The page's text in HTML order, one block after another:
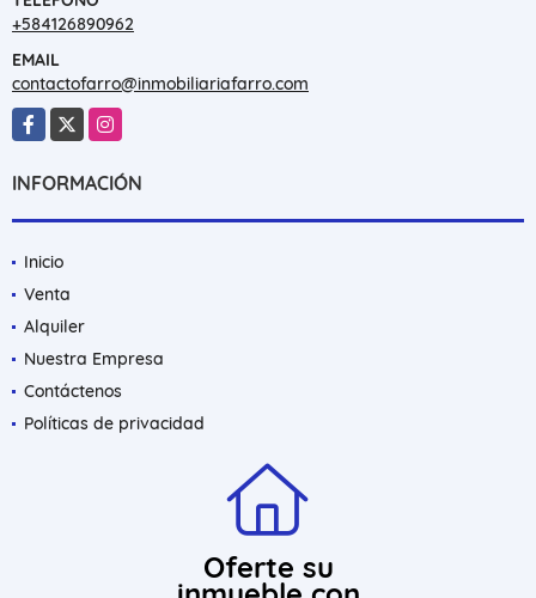
+584126890962
EMAIL
contactofarro@inmobiliariafarro.com
Facebook
X Instagram
INFORMACIÓN
Inicio
Venta
Alquiler
Nuestra Empresa
Contáctenos
Políticas de privacidad
Oferte su